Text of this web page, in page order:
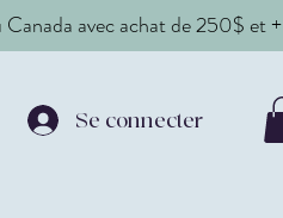
avec achat de 250$ et +
Se connecter